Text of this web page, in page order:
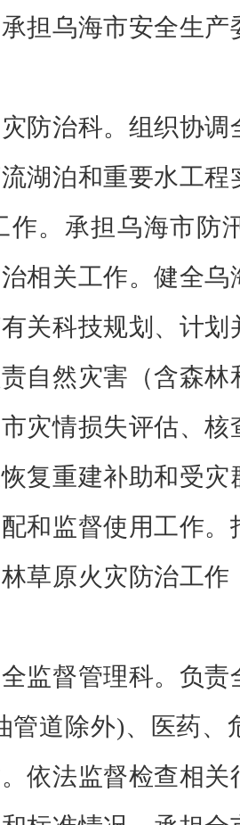
担乌海市安全生产
防治科。组织协
湖泊和重要水工程
作。承担乌海市防
相关工作。健全乌
关科技规划、计划
自然灾害（含森林
灾情损失评估、核
复重建补助和受灾
和监督使用工作。
草原火灾防治工作
全监督管理科。负
管道除外)、医药、
依法监督检查相关